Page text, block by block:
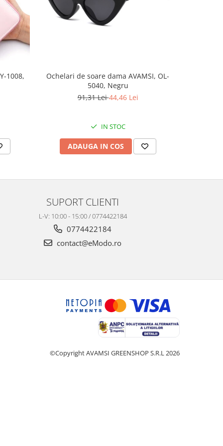
1008,
Ochelari de soare dama AVAMSI, OL-
5040, Negru
91,31 Lei44,46 Lei
IN STOC
ADAUGA IN COS
SUPORT CLIENTI
L-V: 10:00 - 15:00 / 0774422184
0774422184
contact@eModo.ro
©Copyright AVAMSI GREENSHOP S.R.L 2026